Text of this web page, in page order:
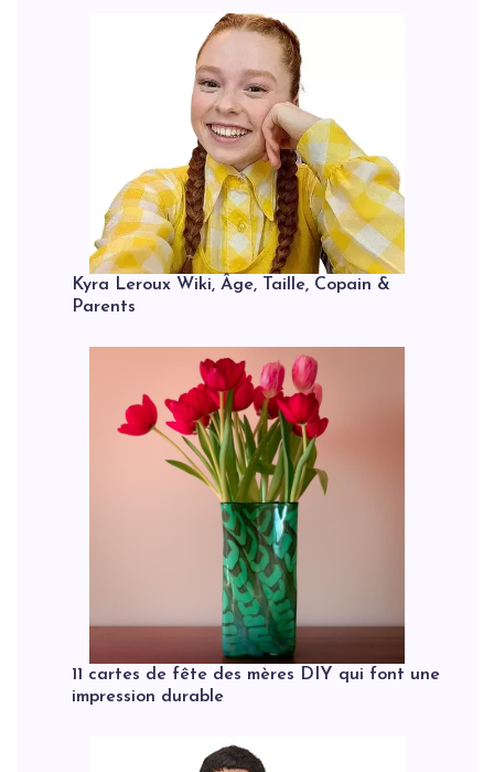
Kyra Leroux Wiki, Âge, Taille, Copain &
Parents
11 cartes de fête des mères DIY qui font une
impression durable